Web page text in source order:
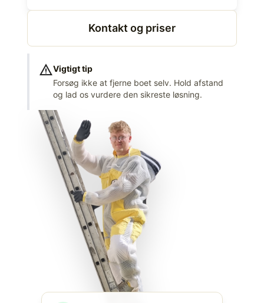
Kontakt og priser
warningVigtigt tip
Forsøg ikke at fjerne boet selv. Hold afstand
og lad os vurdere den sikreste løsning.